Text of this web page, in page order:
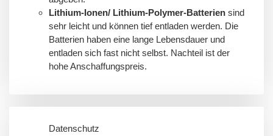
Lithium-Ionen/ Lithium-Polymer-Batterien sind
sehr leicht und können tief entladen werden. Die
Batterien haben eine lange Lebensdauer und
entladen sich fast nicht selbst. Nachteil ist der
hohe Anschaffungspreis.
Datenschutz